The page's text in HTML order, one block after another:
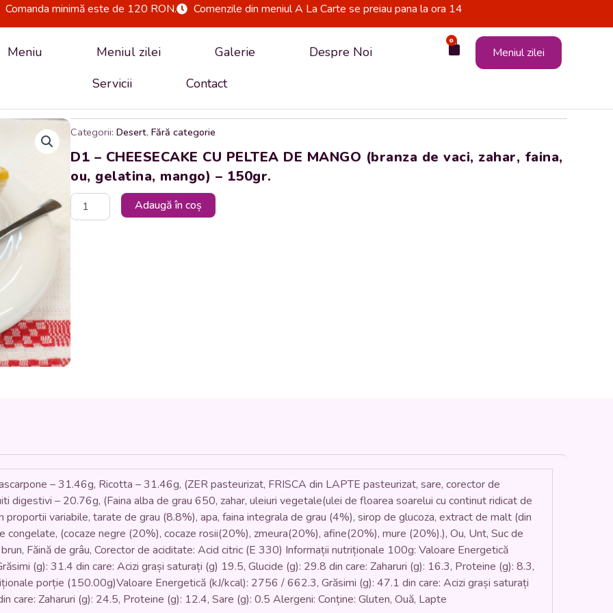
Comanda minimă este de 120 RON. Comenzile din meniul A La Carte se preiau pana la ora 14
Meniu Meniul zilei Galerie
Despre Noi
Servicii
Contact
0
Cart Meniul zilei
Categorii: Desert,Fără categorie
D1 – CHEESECAKE CU PELTEA DE MANGO (branza de vaci, zahar, faina,
ou, gelatina, mango) – 150gr.
Cantitate
de
vaci,
zahar,
faina,
Adaugă în coș
– 31.46g, Ricotta – 31.46g, (ZER pasteurizat, FRISCA din LAPTE pasteurizat, sare, corector de
digestivi – 20.76g, (Faina alba de grau 650, zahar, uleiuri vegetale(ulei de floarea soarelui cu continut ridicat de
proportii variabile, tarate de grau (8.8%), apa, faina integrala de grau (4%), sirop de glucoza, extract de malt (din
congelate, (cocaze negre (20%), cocaze rosii(20%), zmeura(20%), afine(20%), mure (20%).), Ou, Unt, Suc de
Făină de grâu, Corector de aciditate: Acid citric (E 330) Informații nutriționale 100g: Valoare Energetică
(g): 31.4 din care: Acizi grași saturați (g) 19.5, Glucide (g): 29.8 din care: Zaharuri (g): 16.3, Proteine (g): 8.3,
porție (150.00g)Valoare Energetică (kJ/kcal): 2756 / 662.3, Grăsimi (g): 47.1 din care: Acizi grași saturați
care: Zaharuri (g): 24.5, Proteine (g): 12.4, Sare (g): 0.5 Alergeni: Conține: Gluten, Ouă, Lapte